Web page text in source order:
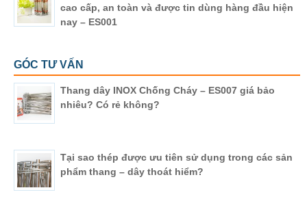
cao cấp, an toàn và được tin dùng hàng đầu hiện
nay – ES001
GÓC TƯ VẤN
Thang dây INOX Chống Cháy – ES007 giá bảo
nhiêu? Có rẻ không?
Tại sao thép được ưu tiên sử dụng trong các sản
phẩm thang – dây thoát hiểm?